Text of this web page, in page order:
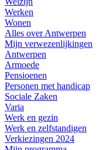
Werken
Wonen
Alles over Antwerpen
Mijn verwezenlijkingen
Antwerpen
Armoede
Pensioenen
Personen met handicap
Sociale Zaken
Varia
Werk en gezin
Werk en zelfstandigen
Verkiezingen 2024